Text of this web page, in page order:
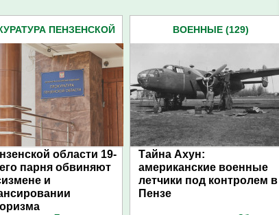
ПЕНЗЕНСКОЙ
области 19-
парня обвиняют
и
ВОЕННЫЕ (129)
Тайна Ахун:
американские военные
летчики под контролем в
Пензе